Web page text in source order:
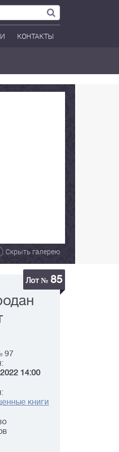
КОНТАКТЫ
Скрыть галерею
Лот № 85
97
14:00
книги